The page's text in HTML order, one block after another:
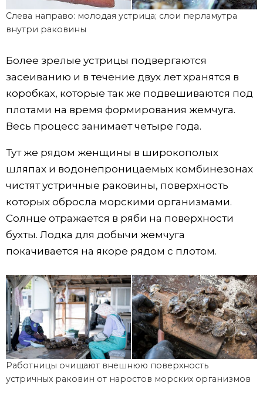
Слева направо: молодая устрица; слои перламутра
внутри раковины
Более зрелые устрицы подвергаются
засеиванию и в течение двух лет хранятся в
коробках, которые так же подвешиваются под
плотами на время формирования жемчуга.
Весь процесс занимает четыре года.
Тут же рядом женщины в широкополых
шляпах и водонепроницаемых комбинезонах
чистят устричные раковины, поверхность
которых обросла морскими организмами.
Солнце отражается в ряби на поверхности
бухты. Лодка для добычи жемчуга
покачивается на якоре рядом с плотом.
Работницы очищают внешнюю поверхность
устричных раковин от наростов морских организмов